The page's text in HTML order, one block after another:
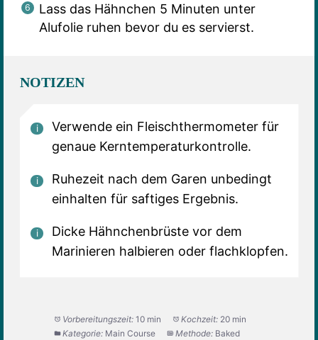
Lass das Hähnchen 5 Minuten unter
Alufolie ruhen bevor du es servierst.
NOTIZEN
Verwende ein Fleischthermometer für
genaue Kerntemperaturkontrolle.
Ruhezeit nach dem Garen unbedingt
einhalten für saftiges Ergebnis.
Dicke Hähnchenbrüste vor dem
Marinieren halbieren oder flachklopfen.
Vorbereitungszeit: 10 min Kochzeit: 20 min
Kategorie: Main Course Methode: Baked